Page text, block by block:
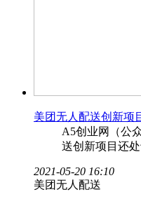
美团无人配送创新项
A5创业网（公
送创新项目还
2021-05-20 16:10
美团无人配送